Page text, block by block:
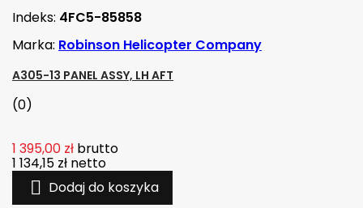
Indeks: 4FC5-85858
Marka: Robinson Helicopter Company
A305-13 PANEL ASSY, LH AFT
(0)
1 395,00 zł brutto
1 134,15 zł netto
 Dodaj do koszyka